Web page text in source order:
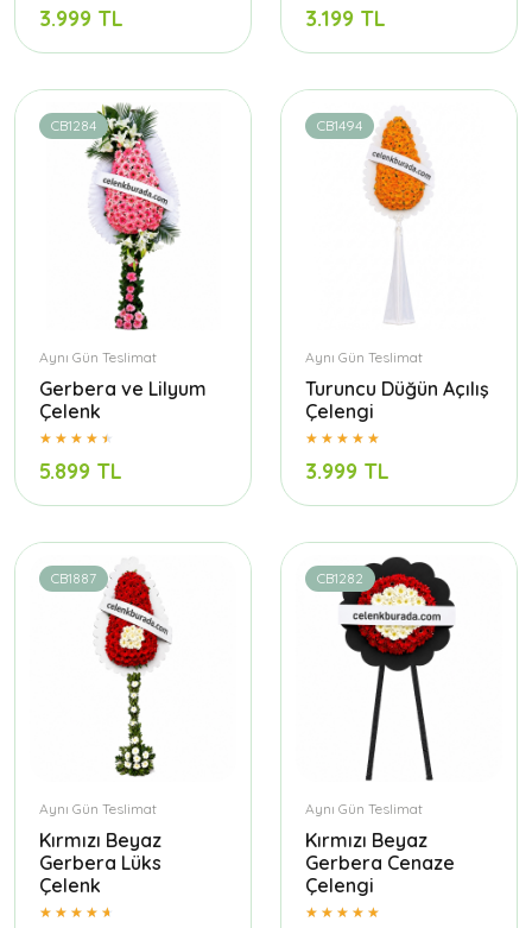
3.999 TL 3.199 TL
CB1284
Aynı Gün Teslimat
Gerbera ve Lilyum
Çelenk
5.899 TL
CB1494
Aynı Gün Teslimat
Turuncu Düğün Açılış
Çelengi
3.999 TL
CB1887
Aynı Gün Teslimat
Kırmızı Beyaz
Gerbera Lüks
Çelenk
CB1282
Aynı Gün Teslimat
Kırmızı Beyaz
Gerbera Cenaze
Çelengi